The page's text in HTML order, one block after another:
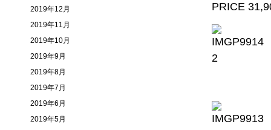
PRICE
2019年12月
2019年11月
2019年10月
2019年9月
2019年8月
2019年7月
2019年6月
2019年5月